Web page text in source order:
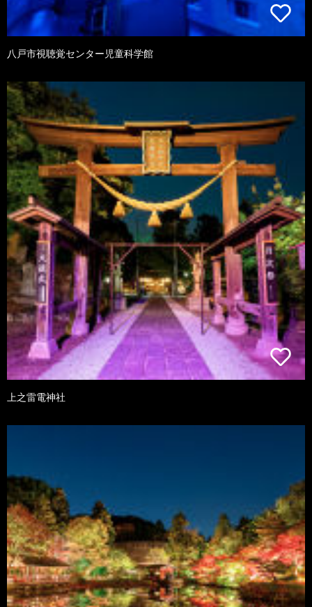
八戸市視聴覚センター児童科学館
上之雷電神社